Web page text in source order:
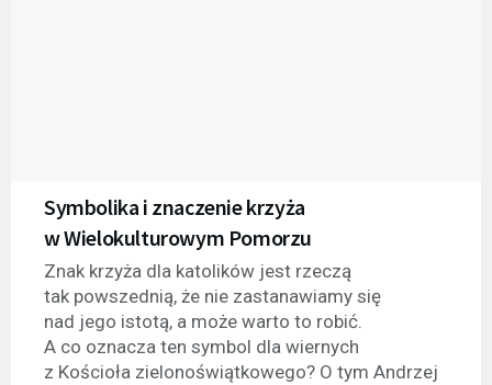
Symbolika i znaczenie krzyża
w Wielokulturowym Pomorzu
Znak krzyża dla katolików jest rzeczą
tak powszednią, że nie zastanawiamy się
nad jego istotą, a może warto to robić.
A co oznacza ten symbol dla wiernych
z Kościoła zielonoświątkowego? O tym Andrzej